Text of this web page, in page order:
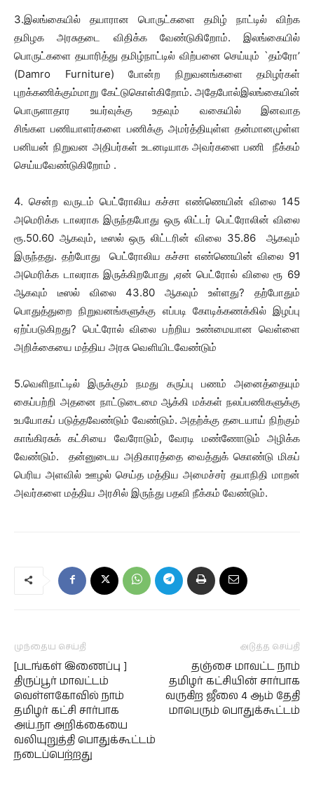
3.இலங்கையில் தயாரான பொருட்களை தமிழ் நாட்டில் விற்க
தமிழக அரசுதடை விதிக்க வேண்டுகிறோம். இலங்கையில்
பொருட்களை தயாரித்து தமிழ்நாட்டில் விற்பனை செய்யும் `தம்ரோ’
(Damro Furniture) போன்ற நிறுவனங்களை தமிழர்கள்
புறக்கணிக்கும்மாறு கேட்டுகொள்கிறோம். அதேபோல்இலங்கையின்
பொருளாதார உயர்வுக்கு உதவும் வகையில் இனவாத
சிங்கள பணியாளர்களை பணிக்கு அமர்த்தியுள்ள தன்மானமுள்ள
பனியன் நிறுவன அதிபர்கள் உடனடியாக அவர்களை பணி நீக்கம்
செய்யவேண்டுகிறோம் .
4. சென்ற வருடம் பெட்ரோலிய கச்சா எண்ணெயின் விலை 145
அமெரிக்க டாலராக இருந்தபோது ஒரு லிட்டர் பெட்ரோலின் விலை
ரூ.50.60 ஆகவும், டீஸல் ஒரு லிட்டரின் விலை 35.86 ஆகவும்
இருந்தது. தற்போது பெட்ரோலிய கச்சா எண்ணெயின் விலை 91
அமெரிக்க டாலராக இருக்கிறபோது ,ஏன் பெட்ரோல் விலை ரூ 69
ஆகவும் டீஸல் விலை 43.80 ஆகவும் உள்ளது? தற்போதும்
பொதுத்துறை நிறுவனங்களுக்கு எப்படி கோடிக்கணக்கில் இழப்பு
ஏற்ப்படுகிறது? பெட்ரோல் விலை பற்றிய உண்மையான வெள்ளை
அறிக்கையை மத்திய அரசு வெளியிடவேண்டும்
5.வெளிநாட்டில் இருக்கும் நமது கருப்பு பணம் அனைத்தையும்
கைப்பற்றி அதனை நாட்டுடைமை ஆக்கி மக்கள் நலப்பணிகளுக்கு
உபயோகப் படுத்தவேண்டும் வேண்டும். அதற்க்கு தடையாய் நிற்கும்
காங்கிரசுக் கட்சியை வேரோடும், வேரடி மண்ணோடும் அழிக்க
வேண்டும். தன்னுடைய அதிகாரத்தை வைத்துக் கொண்டு மிகப்
பெரிய அளவில் ஊழல் செய்த மத்திய அமைச்சர் தயாநிதி மாறன்
அவர்களை மத்திய அரசில் இருந்து பதவி நீக்கம் வேண்டும்.
முந்தைய செய்தி
[படங்கள் இணைப்பு ]
திருப்பூர் மாவட்டம்
வெள்ளகோவில் நாம்
தமிழர் கட்சி சார்பாக
அய்.நா அறிக்கையை
வலியுறுத்தி பொதுக்கூட்டம்
நடைப்பெற்றது
அடுத்த செய்தி
தஞ்சை மாவட்ட நாம்
தமிழர் கட்சியின் சார்பாக
வருகிற ஜீலை 4 ஆம் தேதி
மாபெரும் பொதுக்கூட்டம்